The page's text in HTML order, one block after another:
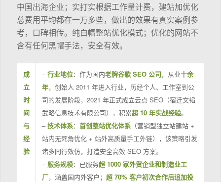
中国出海企业；实打实根据工作量计费，建站加优化
总费用平均都在一万多些，做出的效果有真实案例参
考，口碑相传。纯白帽整站优化模式；优化的网站不
含有任何黑帽手法，安全有效。
成
立
时
间
与
经
验
–行业地位：作为国内老牌谷歌 SEO 公司，从业十余
年，创始人 2011 年进入行业，历经个人、工作室到公
司的发展阶段，2021 年正式成立云点 SEO（宿迁文韬
武略信息技术有限公司），积累超 10 年实战经验。
–技术体系： 首创整站优化体系（营销型独立站建站 +
站内无死角优化 + 站外高质量手工外链），该策略引发
诸多同行效仿，打造安全高效 SEO 方案。
– 服务规模：已服务超 1000 家外贸企业和制造业工
厂，涵盖国内外客户； 超 70% 客户初次合作后追加投